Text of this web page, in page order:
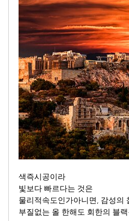
색즉시공이라
빛보다 빠르다는 것은
물리적속도인가아니면, 감성의
부질없는 올 한해도 회한의 블